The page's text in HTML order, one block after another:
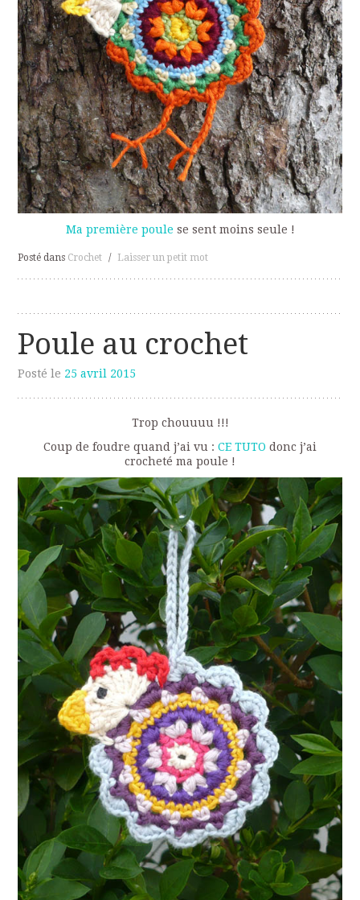
Ma première poule se sent moins seule !
Posté dans Crochet / Laisser un petit mot
Poule au crochet
Posté le 25 avril 2015
Trop chouuuu !!!
Coup de foudre quand j’ai vu : CE TUTO donc j’ai
crocheté ma poule !